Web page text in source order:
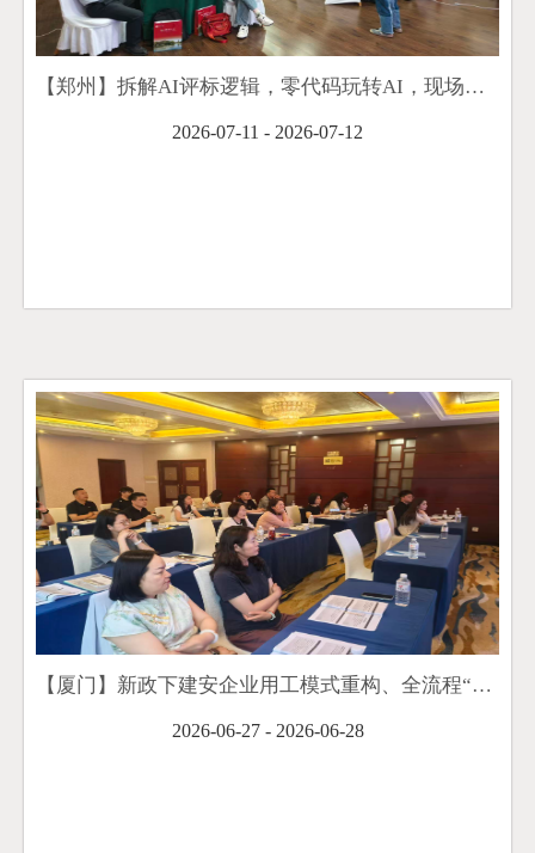
【郑州】拆解AI评标逻辑，零代码玩转AI，现场打造你的"中标智能体"训练营顺利举办
2026-07-11 - 2026-07-12
【厦门】新政下建安企业用工模式重构、全流程“业财税”协同管理与合同涉税风险防控培训班顺利举办
2026-06-27 - 2026-06-28